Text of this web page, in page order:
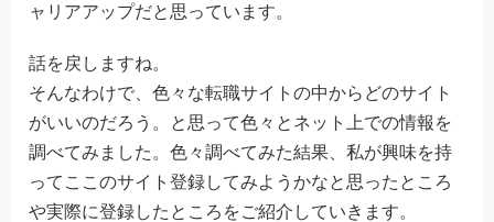
ャリアアップだと思っています。
話を戻しますね。
そんなわけで、色々な転職サイトの中からどのサイト
がいいのだろう。と思って色々とネット上での情報を
調べてみました。色々調べてみた結果、私が興味を持
ってここのサイト登録してみようかなと思ったところ
や実際に登録したところをご紹介していきます。